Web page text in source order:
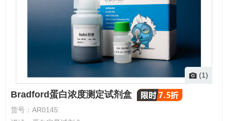
(1)
Bradford蛋白浓度测定试剂盒
货号： AR0145